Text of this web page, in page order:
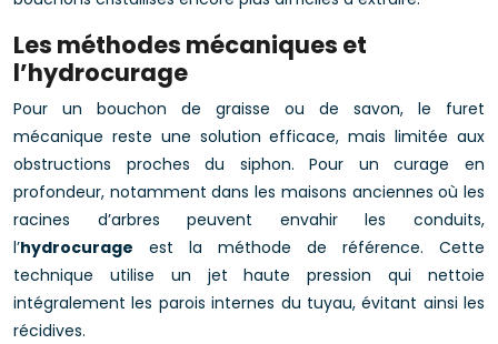
Les méthodes mécaniques et
l’hydrocurage
Pour un bouchon de graisse ou de savon, le furet
mécanique reste une solution efficace, mais limitée aux
obstructions proches du siphon. Pour un curage en
profondeur, notamment dans les maisons anciennes où les
racines d’arbres peuvent envahir les conduits,
l’hydrocurage est la méthode de référence. Cette
technique utilise un jet haute pression qui nettoie
intégralement les parois internes du tuyau, évitant ainsi les
récidives.